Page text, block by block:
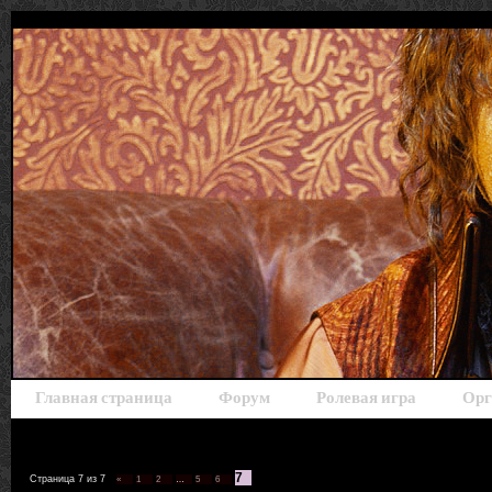
Главная страница Форум Ролевая игра
Страница 7 из 7 « 1 2 … 5 6
7